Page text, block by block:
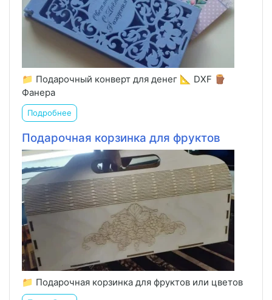
📁 Подарочный конверт для денег 📐 DXF 🪵
Фанера
Подробнее
Подарочная корзинка для фруктов
📁 Подарочная корзинка для фруктов или цветов